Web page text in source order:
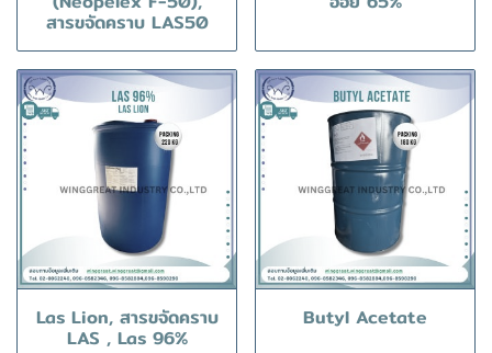
สารขจัดคราบ LAS50
Las Lion, สารขจัดคราบ
LAS , Las 96%
Butyl Acetate